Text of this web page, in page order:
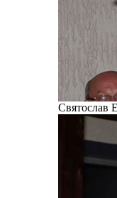
Святослав